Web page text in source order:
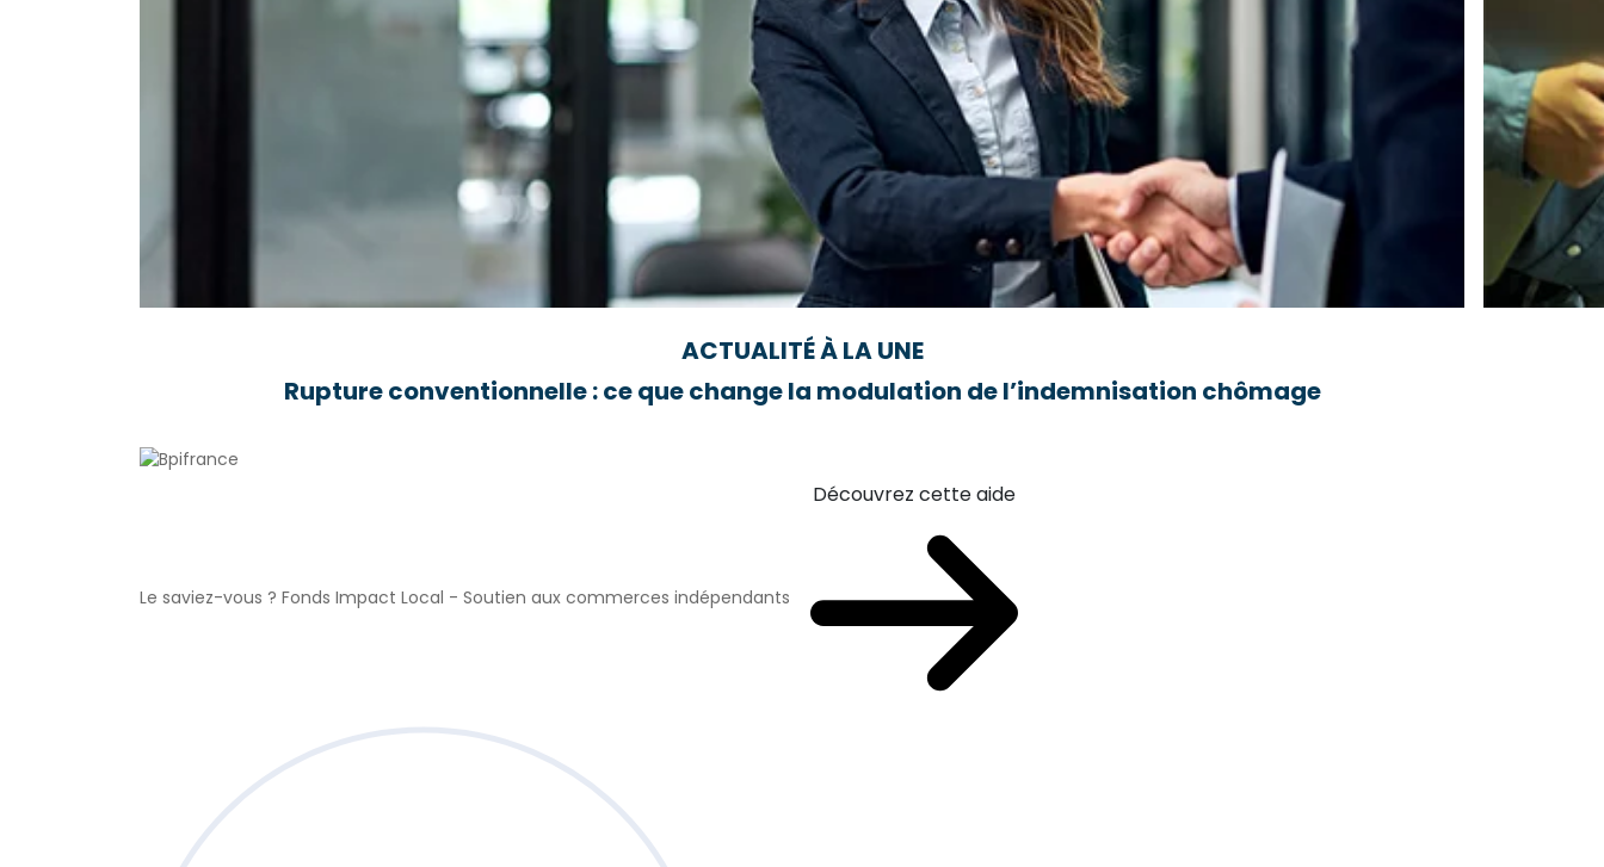
ACTUALITÉ À LA UNE
Rupture conventionnelle : ce que change la modulation de l’indemnisation chômage
Le saviez-vous ? Fonds Impact Local - Soutien aux commerces indépendants
Découvrez cette aide